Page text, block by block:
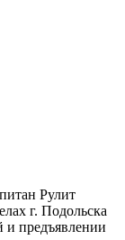
Рулит
г. Подольска
и предъявлении